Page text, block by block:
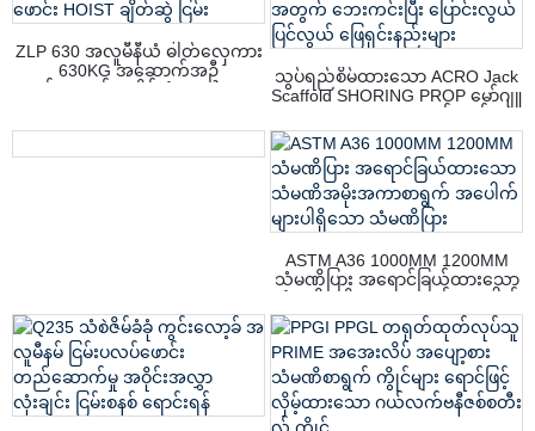
ZLP 630 အလူမီနီယံ ဓါတ်လှေကား
630KG အဆောက်အဦ
ဖောင်း HOIST ချိတ်ဆွဲ ငြမ်း
သွပ်ရည်စိမ်ထားသော ACRO Jack
Scaffold SHORING PROP မော်ဂျူ
ဆောက်လုပ်ရေးပရောဂျက်များ
အတွက် ဘေးကင်းပြီး ပြောင်းလွယ်
ပြင်လွယ် ဖြေရှင်းနည်းများ
ASTM A36 1000MM 1200MM
သံမဏိပြား အရောင်ခြယ်ထားသော
များပါရှိသော သံမဏိပြား